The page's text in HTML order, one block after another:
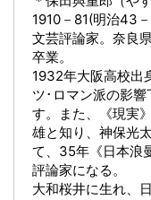
1910－81(明治43
文芸評論家。奈良
卒業。
1932年大阪高校出
ツ･ロマン派の影
す。また、《現実
雄と知り、神保光
て、35年《日本浪
評論家になる。
大和桜井に生れ、